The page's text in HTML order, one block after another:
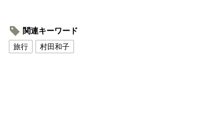
関連キーワード
旅行
村田和子